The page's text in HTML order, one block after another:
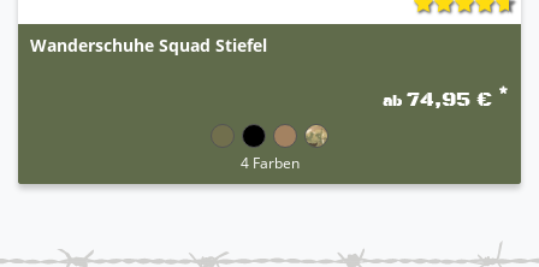
Wanderschuhe Squad Stiefel
ab74,95 € *
4 Farben